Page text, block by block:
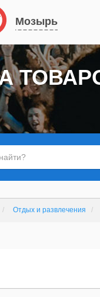
Мозырь
Отдых и развлечения